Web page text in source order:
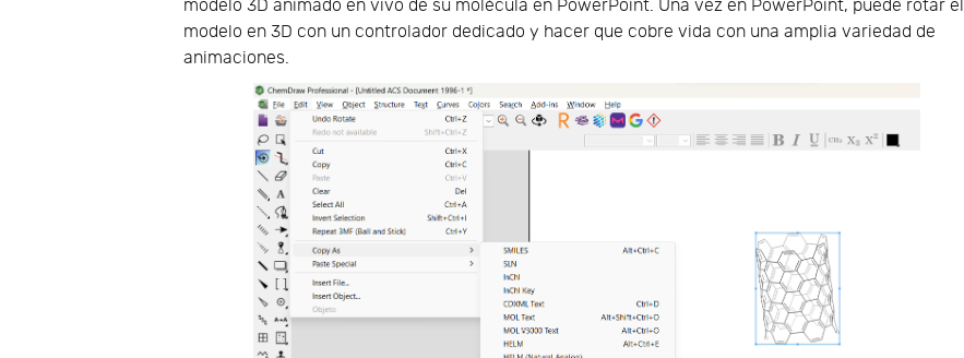
modelo 3D animado en vivo de su molécula en PowerPoint. Una vez en PowerPoint, puede rotar el
modelo en 3D con un controlador dedicado y hacer que cobre vida con una amplia variedad de
animaciones.